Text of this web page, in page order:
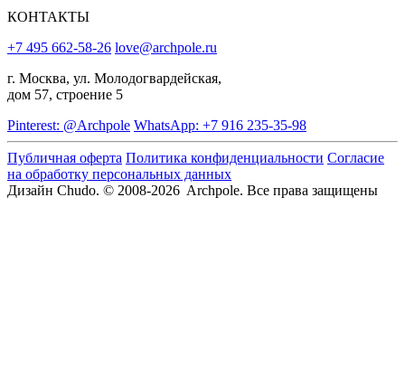
КОНТАКТЫ
+7 495 662-58-26 love@archpole.ru
г. Москва, ул. Молодогвардейская,
дом 57, строение 5
Pinterest: @Archpole WhatsApp: +7 916 235-35-98
Публичная оферта Политика конфиденциальности Согласие
на обработку персональных данных
Дизайн Chudo. © 2008-2026 Archpole. Все права защищены